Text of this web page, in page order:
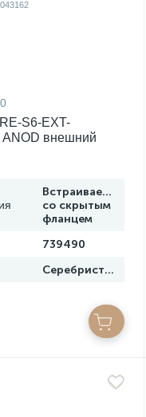
S6-EXT-
ANOD внешний
Встраиваемый
со скрытым
фланцем
739490
Серебристый